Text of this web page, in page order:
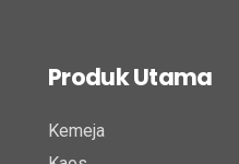
Produk Utama
Kemeja